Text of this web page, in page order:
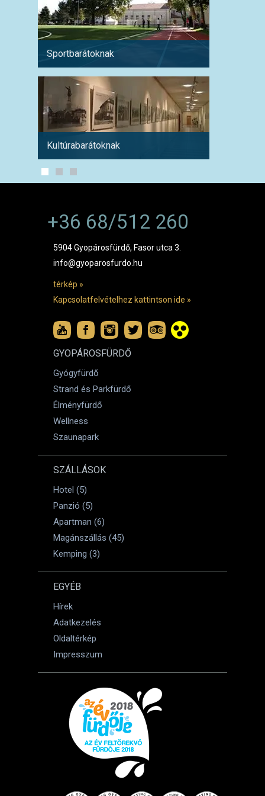
Sportbarátoknak
Kultúrabarátoknak
+36 68/512 260
5904 Gyopárosfürdő, Fasor utca 3.
info@gyoparosfurdo.hu
térkép »
Kapcsolatfelvételhez kattintson ide »
GYOPÁROSFÜRDŐ
Gyógyfürdő
Strand és Parkfürdő
Élményfürdő
Wellness
Szaunapark
SZÁLLÁSOK
Hotel (5)
Panzió (5)
Apartman (6)
Magánszállás (45)
Kemping (3)
EGYÉB
Hírek
Adatkezelés
Oldaltérkép
Impresszum